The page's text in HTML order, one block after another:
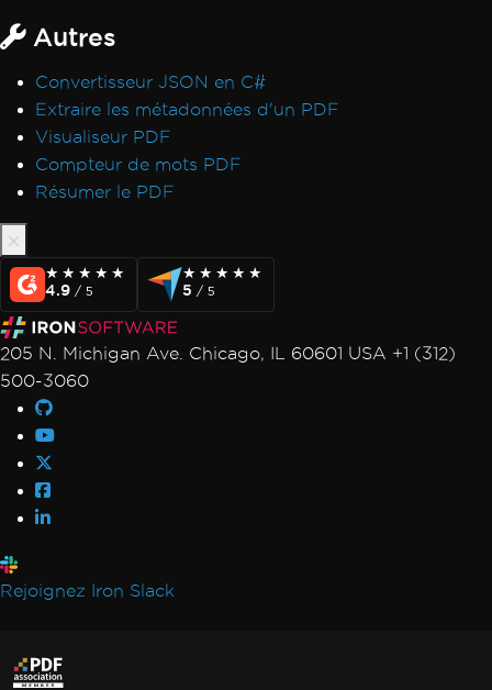
Cas non traité pour AdaptiveRenderEngine
Web.config
Impossible de se connecter au serveur de
licenciement
IronPDF LinxARM ne peut pas allouer de
mémoire
Framework
Code géré après la destruction de l'état du
fil
Erreur de licence Linux/WSL
Win32Exception
Bootstrap / Flex / CSS
Autres
Convertisseur JSON en C#
Extraire les métadonnées d'un PDF
Visualiseur PDF
Compteur de mots PDF
Résumer le PDF
★★★★★
★★★★★
4.9 / 5
★★★★★
★★★★★
5 / 5
205 N. Michigan Ave. Chicago, IL 60601 USA +1 (312)
500-3060
Rejoignez Iron Slack